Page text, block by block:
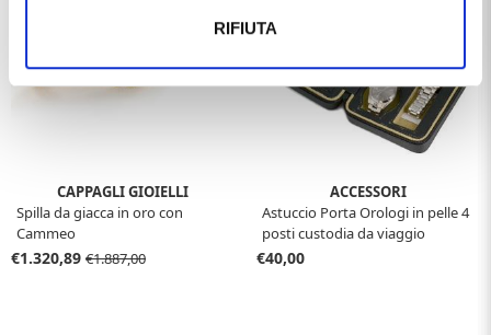
RIFIUTA
CAPPAGLI GIOIELLI
Spilla da giacca in oro con
Cammeo
€1.320,89 €1.887,00
ACCESSORI
Astuccio Porta Orologi in pelle 4
posti custodia da viaggio
€40,00